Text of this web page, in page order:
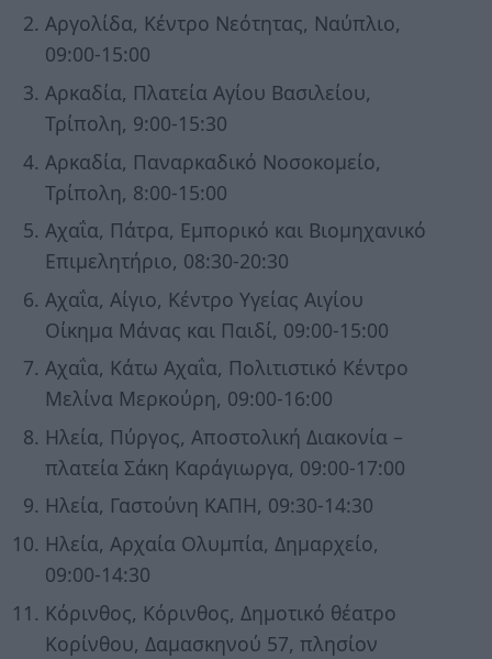
Αργολίδα, Κέντρο Νεότητας, Ναύπλιο,
09:00-15:00
Αρκαδία, Πλατεία Αγίου Βασιλείου,
Τρίπολη, 9:00-15:30
Αρκαδία, Παναρκαδικό Νοσοκομείο,
Τρίπολη, 8:00-15:00
Αχαΐα, Πάτρα, Εμπορικό και Βιομηχανικό
Επιμελητήριο, 08:30-20:30
Αχαΐα, Αίγιο, Κέντρο Υγείας Αιγίου
Οίκημα Μάνας και Παιδί, 09:00-15:00
Αχαΐα, Κάτω Αχαΐα, Πολιτιστικό Κέντρο
Μελίνα Μερκούρη, 09:00-16:00
Ηλεία, Πύργος, Αποστολική Διακονία –
πλατεία Σάκη Καράγιωργα, 09:00-17:00
Ηλεία, Γαστούνη ΚΑΠΗ, 09:30-14:30
Ηλεία, Αρχαία Ολυμπία, Δημαρχείο,
09:00-14:30
Κόρινθος, Κόρινθος, Δημοτικό θέατρο
Κορίνθου, Δαμασκηνού 57, πλησίον